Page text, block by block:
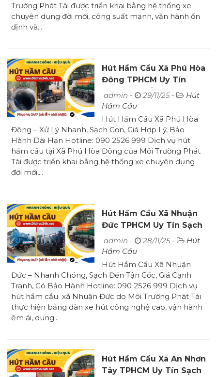
Trường Phát Tài được triển khai bằng hệ thống xe
chuyên dụng đời mới, công suất mạnh, vận hành ổn
định và...
Hút Hầm Cầu Xã Phú Hòa
Đông TPHCM Uy Tín
Phục Vụ 24/24
admin - 29/11/25 -
Hút
Hầm Cầu
Hút Hầm Cầu Xã Phú Hòa
Đông – Xử Lý Nhanh, Sạch Gọn, Giá Hợp Lý, Bảo
Hành Dài Hạn Hotline: 090 2526 999 Dịch vụ hút
hầm cầu tại Xã Phú Hòa Đông của Môi Trường Phát
Tài được triển khai bằng hệ thống xe chuyên dụng
đời mới,...
Hút Hầm Cầu Xã Nhuận
Đức TPHCM Uy Tín Sạch
Sẽ Đến 100%
admin - 28/11/25 -
Hút
Hầm Cầu
Hút Hầm Cầu Xã Nhuận
Đức – Nhanh Chóng, Sạch Đến Tận Gốc, Giá Cạnh
Tranh, Có Bảo Hành Hotline: 090 2526 999 Dịch vụ
hút hầm cầu xã Nhuận Đức do Môi Trường Phát Tài
thực hiện bằng dàn xe hút công nghệ cao, vận hành
êm ái, dung...
Hút Hầm Cầu Xã An Nhơn
Tây TPHCM Uy Tín Sạch